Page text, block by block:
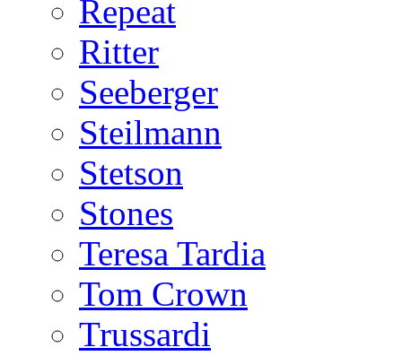
Repeat
Ritter
Seeberger
Steilmann
Stetson
Stones
Teresa Tardia
Tom Crown
Trussardi